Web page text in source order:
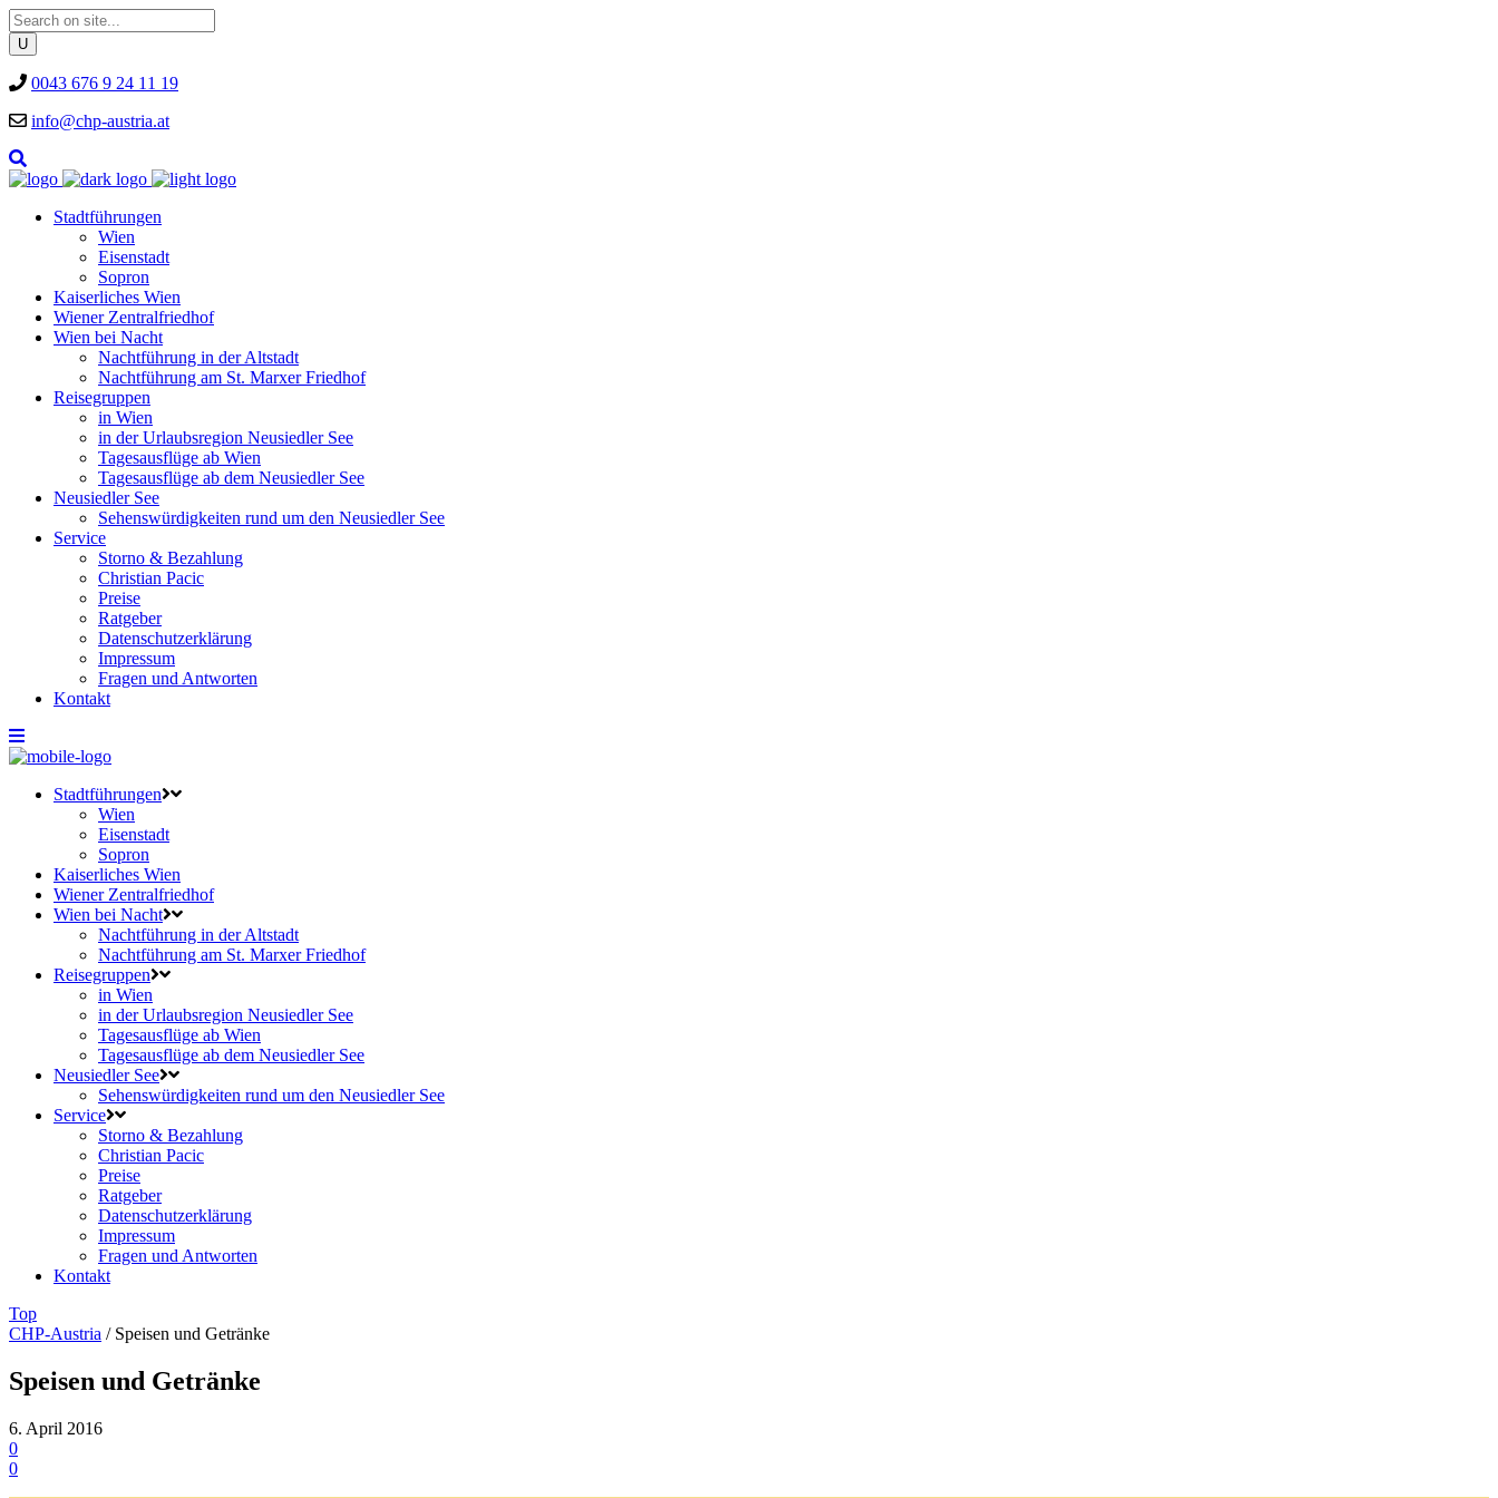
0043 676 9 24 11 19
info@chp-austria.at
Stadtführungen
Wien
Eisenstadt
Sopron
Kaiserliches Wien
Wiener Zentralfriedhof
Wien bei Nacht
Nachtführung in der Altstadt
Nachtführung am St. Marxer Friedhof
Reisegruppen
in Wien
in der Urlaubsregion Neusiedler See
Tagesausflüge ab Wien
Tagesausflüge ab dem Neusiedler See
Neusiedler See
Sehenswürdigkeiten rund um den Neusiedler See
Service
Storno & Bezahlung
Christian Pacic
Preise
Ratgeber
Datenschutzerklärung
Impressum
Fragen und Antworten
Kontakt
Stadtführungen
Wien
Eisenstadt
Sopron
Kaiserliches Wien
Wiener Zentralfriedhof
Wien bei Nacht
Nachtführung in der Altstadt
Nachtführung am St. Marxer Friedhof
Reisegruppen
in Wien
in der Urlaubsregion Neusiedler See
Tagesausflüge ab Wien
Tagesausflüge ab dem Neusiedler See
Neusiedler See
Sehenswürdigkeiten rund um den Neusiedler See
Service
Storno & Bezahlung
Christian Pacic
Preise
Ratgeber
Datenschutzerklärung
Impressum
Fragen und Antworten
Kontakt
Top
CHP-Austria / Speisen und Getränke
Speisen und Getränke
6. April 2016
0
0